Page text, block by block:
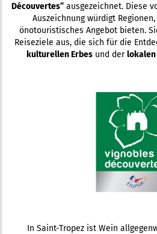
Découvertes” ausgezeichnet. Diese
Auszeichnung würdigt
önotouristisches Angebot bieten.
Reiseziele aus, die sich für die
kulturellen Erbesund derlokalen
In Saint-Tropez ist Wein